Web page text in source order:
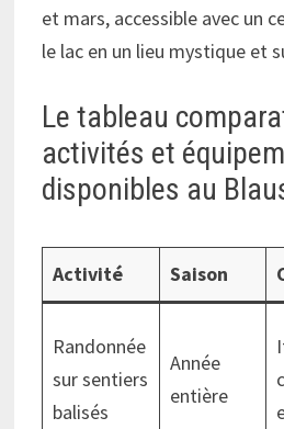
et mars, accessible avec un
le lac en un lieu mystique et
Le tableau
activités et
disponibles au
Activité Saison
Randonnée
sur sentiers
balisés
Année
entière